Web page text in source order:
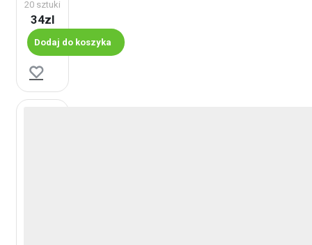
20 sztuki
34zl
Dodaj do koszyka